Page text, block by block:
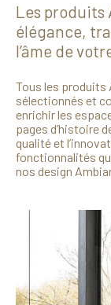
Les produits
élégance,
l’âme de
Tous les produits
sélectionnés et
enrichir les
pages d’histoire
qualité et
fonctionnalités
nos design